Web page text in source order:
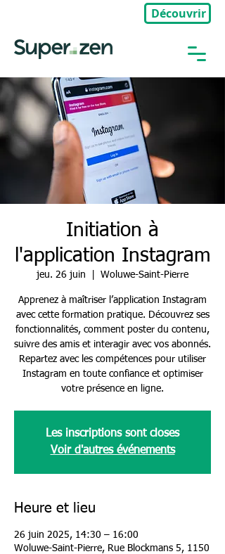
Découvrir
Initiation à
l'application Instagram
jeu. 26 juin Woluwe-Saint-Pierre
Apprenez à maîtriser l’application Instagram
avec cette formation pratique. Découvrez ses
fonctionnalités, comment poster du contenu,
suivre des amis et interagir avec vos abonnés.
Repartez avec les compétences pour utiliser
Instagram en toute confiance et optimiser
votre présence en ligne.
Les inscriptions sont closes
Voir d'autres événements
Heure et lieu
26 juin 2025, 14:30 – 16:00
Woluwe-Saint-Pierre, Rue Blockmans 5, 1150